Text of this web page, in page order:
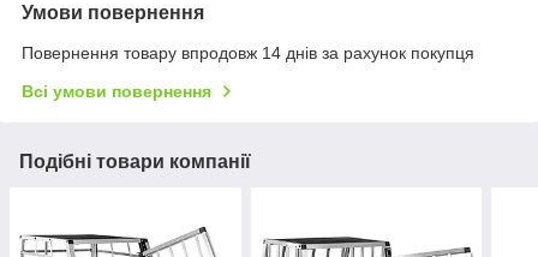
Умови повернення
Повернення товару впродовж 14 днів за рахунок покупця
Всі умови повернення
Подібні товари компанії